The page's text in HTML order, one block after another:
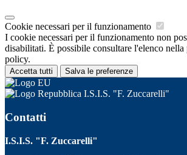
Cookie necessari per il funzionamento
I cookie necessari per il funzionamento non
disabilitati. È possibile consultare l'elenco
policy.
Accetta tutti Salva le preferenze
I.S.I.S. "F. Zuccarelli"
Contatti
I.S.I.S. "F. Zuccarelli"